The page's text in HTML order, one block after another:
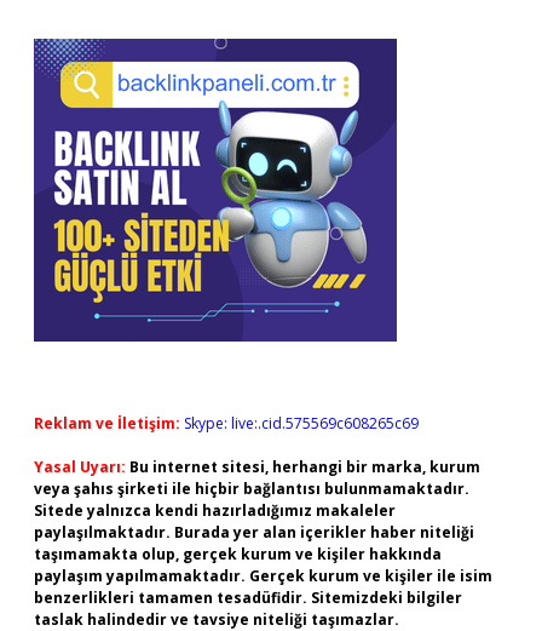
Reklam ve İletişim: Skype: live:.cid.575569c608265c69
Yasal Uyarı: Bu internet sitesi, herhangi bir marka, kurum
veya şahıs şirketi ile hiçbir bağlantısı bulunmamaktadır.
Sitede yalnızca kendi hazırladığımız makaleler
paylaşılmaktadır. Burada yer alan içerikler haber niteliği
taşımamakta olup, gerçek kurum ve kişiler hakkında
paylaşım yapılmamaktadır. Gerçek kurum ve kişiler ile isim
benzerlikleri tamamen tesadüfidir. Sitemizdeki bilgiler
taslak halindedir ve tavsiye niteliği taşımazlar.